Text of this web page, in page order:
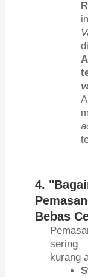
4.
Bebas
sering
kurang